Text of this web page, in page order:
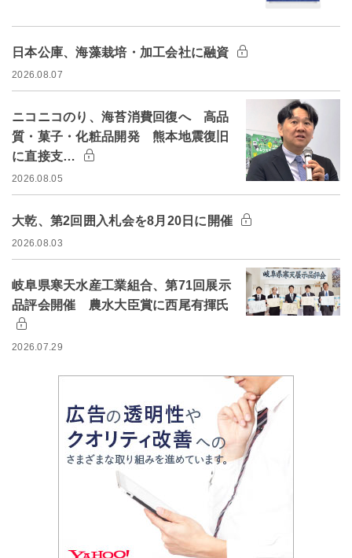
日本公庫、海藻栽培・加工会社に融資
2026.08.07
ニコニコのり、海苔消費回復へ 高品
質・菓子・化粧品開発 熊本地震復旧
に直接支…
2026.08.05
大乾、第2回囲入札会を8月20日に開催
2026.08.03
岐阜県寒天水産工業組合、第71回展示
品評会開催 農水大臣賞に西尾有揮氏
2026.07.29